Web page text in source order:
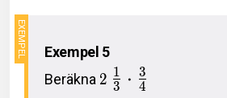
Exempel 5
Beräkna 2 3
1 ⋅ 4
3